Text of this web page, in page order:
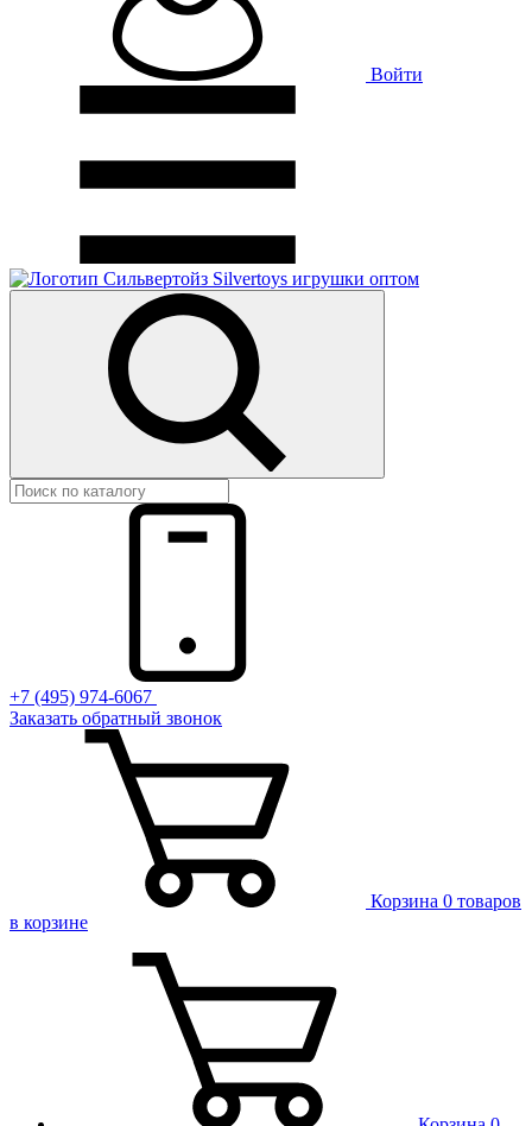
Войти
+7 (495) 974-6067
Заказать обратный звонок
Корзина 0 товаров
в корзине